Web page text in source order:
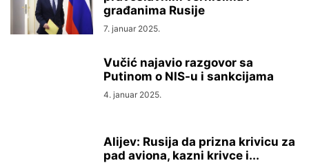
građanima Rusije
7. januar 2025.
Vučić najavio razgovor sa
Putinom o NIS-u i sankcijama
4. januar 2025.
Alijev: Rusija da prizna krivicu za
pad aviona, kazni krivce i...